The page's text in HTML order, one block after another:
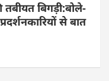
बिगड़ी:बोले-
से बात